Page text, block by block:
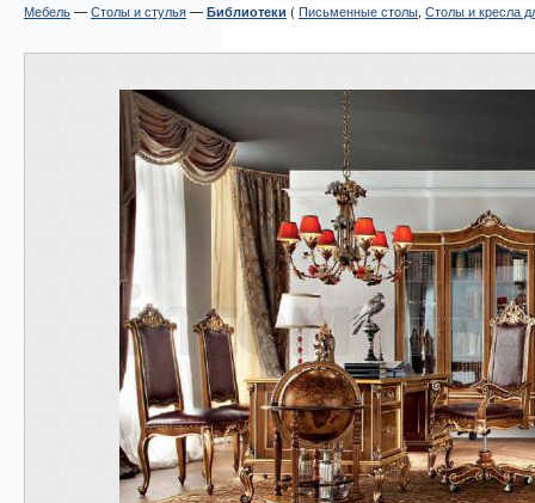
Мебель—Столы и стулья— Библиотеки ( Письменные столы, Столы и кресла